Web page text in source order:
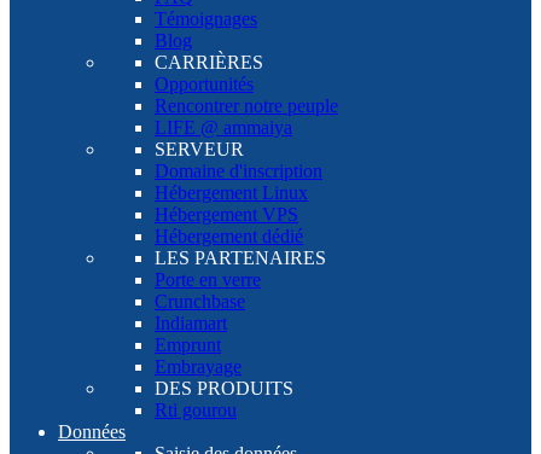
Témoignages
Blog
CARRIÈRES
Opportunités
Rencontrer notre peuple
LIFE @ ammaiya
SERVEUR
Domaine d'inscription
Hébergement Linux
Hébergement VPS
Hébergement dédié
LES PARTENAIRES
Porte en verre
Crunchbase
Indiamart
Emprunt
Embrayage
DES PRODUITS
Rti gourou
Données